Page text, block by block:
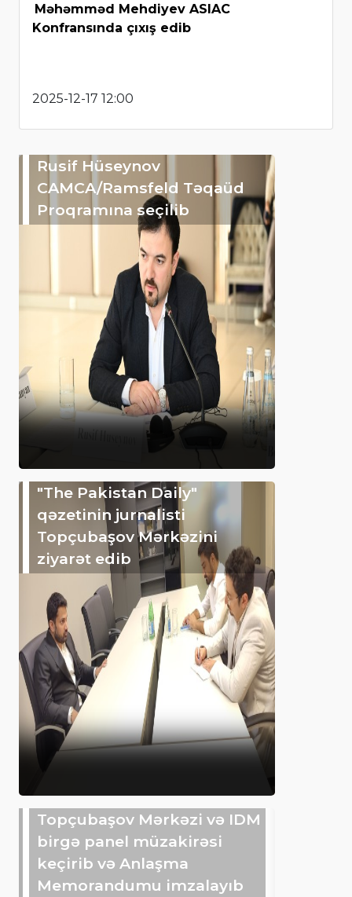
Məhəmməd Mehdiyev ASIAC
Konfransında çıxış edib
2025-12-17 12:00
Rusif Hüseynov
CAMCA/Ramsfeld Təqaüd
Proqramına seçilib
"The Pakistan Daily"
qəzetinin jurnalisti
Topçubaşov Mərkəzini
ziyarət edib
Topçubaşov Mərkəzi və IDM
birgə panel müzakirəsi
keçirib və Anlaşma
Memorandumu imzalayıb